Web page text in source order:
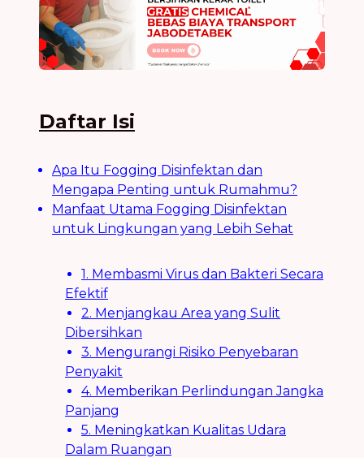
Daftar Isi
Apa Itu Fogging Disinfektan dan
Mengapa Penting untuk Rumahmu?
Manfaat Utama Fogging Disinfektan
untuk Lingkungan yang Lebih Sehat
1. Membasmi Virus dan Bakteri Secara
Efektif
2. Menjangkau Area yang Sulit
Dibersihkan
3. Mengurangi Risiko Penyebaran
Penyakit
4. Memberikan Perlindungan Jangka
Panjang
5. Meningkatkan Kualitas Udara
Dalam Ruangan